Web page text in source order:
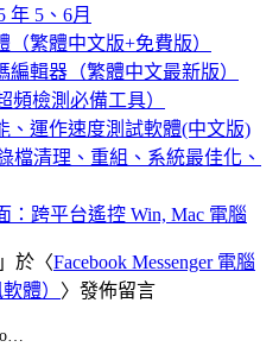
年 5、6月
繁體中文版+免費版）
編輯器（繁體中文最新版）
頻檢測必備工具）
、運作速度測試軟體(中文版)
檔清理、重組、系統最佳化、
：跨平台遙控 Win, Mac 電腦
於〈Facebook Messenger 電腦
體） 〉發佈留言